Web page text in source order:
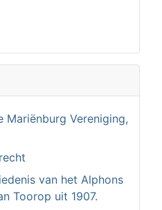
Mariënburg Vereniging,
van het Alphons
Toorop uit 1907.